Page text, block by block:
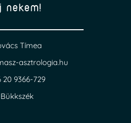
nekem!
Tímea
asztrologia.hu
20 9366-729
Bükkszék